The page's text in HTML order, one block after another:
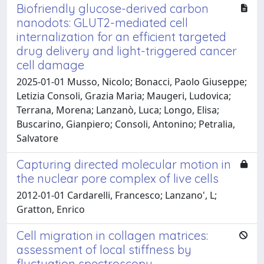
Biofriendly glucose-derived carbon
nanodots: GLUT2-mediated cell
internalization for an efficient targeted
drug delivery and light-triggered cancer
cell damage
2025-01-01 Musso, Nicolo; Bonacci, Paolo Giuseppe;
Letizia Consoli, Grazia Maria; Maugeri, Ludovica;
Terrana, Morena; Lanzanò, Luca; Longo, Elisa;
Buscarino, Gianpiero; Consoli, Antonino; Petralia,
Salvatore
Capturing directed molecular motion in
the nuclear pore complex of live cells
2012-01-01 Cardarelli, Francesco; Lanzano', L;
Gratton, Enrico
Cell migration in collagen matrices:
assessment of local stiffness by